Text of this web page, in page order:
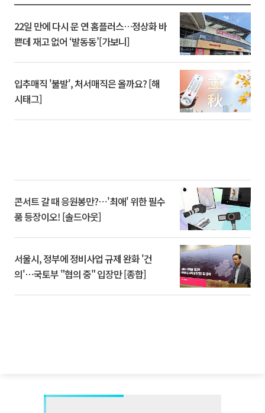
22일 만에 다시 문 연 홈플러스…정상화 바
쁜데 재고 없어 ‘발동동’[가보니]
입추매직 '불발', 처서매직은 올까요? [해
시태그]
콘서트 갈 때 응원봉만?⋯'최애' 위한 필수
품 등장이오! [솔드아웃]
서울시, 정부에 정비사업 규제 완화 '건
의'⋯국토부 "협의 중" 입장만 [종합]